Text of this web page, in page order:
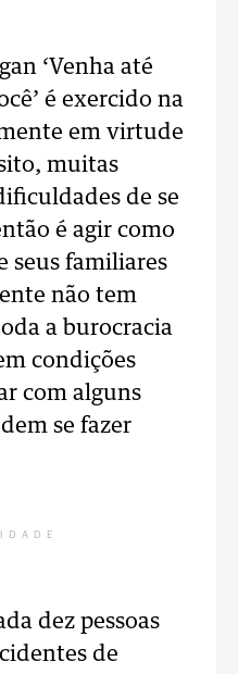
‘Venha até
é exercido na
em virtude
muitas
de se
é agir como
seus familiares
não tem
a burocracia
condições
com alguns
se fazer
dez pessoas
de